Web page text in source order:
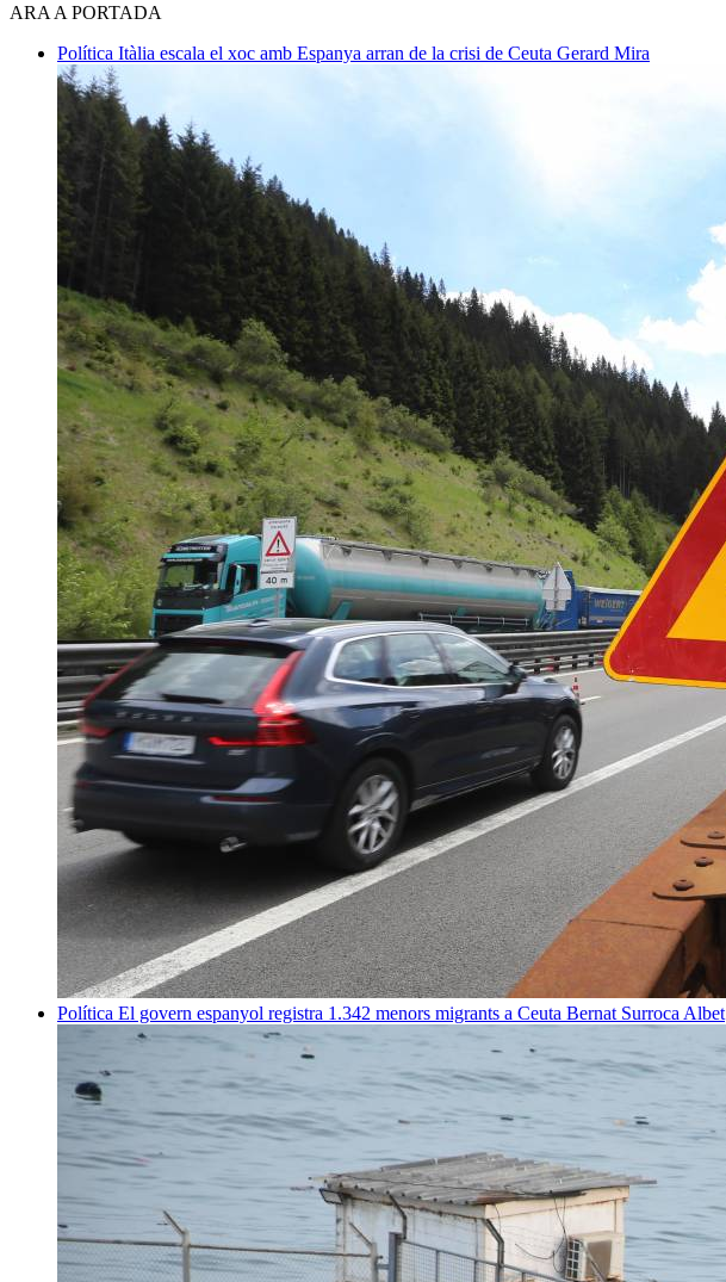
ARA A PORTADA
Política Itàlia escala el xoc amb Espanya arran de la crisi de Ceuta Gerard Mira
Política El govern espanyol registra 1.342 menors migrants a Ceuta Bernat Surroca Albet